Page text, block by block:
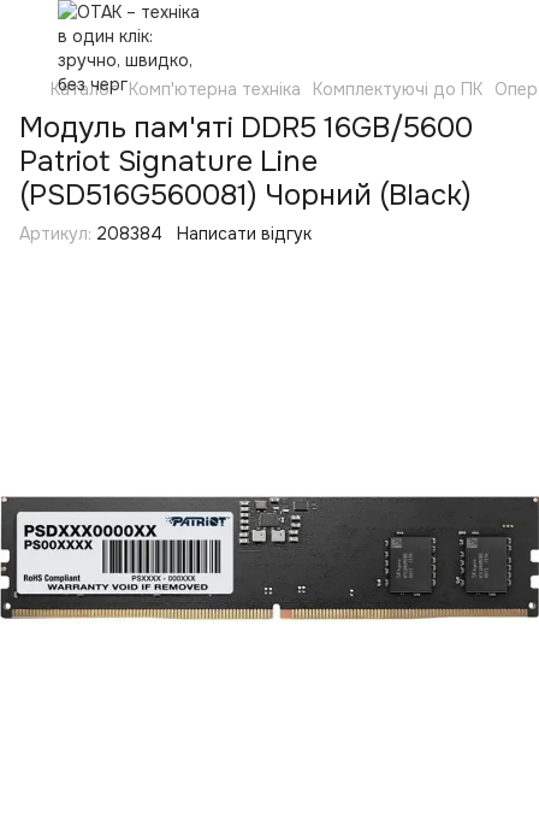
Каталог Комп'ютерна техніка Комплектуючі до ПК
Модуль пам'яті DDR5 16GB/5600
Patriot Signature Line
(PSD516G560081) Чорний (Black)
Артикул: 208384 Написати відгук